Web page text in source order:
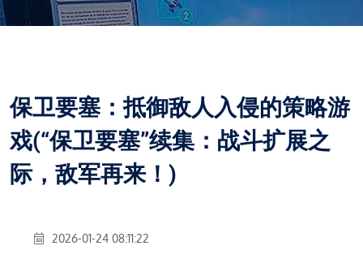
保卫要塞：抵御敌人入侵的策略游
戏(“保卫要塞”续集：战斗扩展之
际，敌军再来！)
2026-01-24 08:11:22